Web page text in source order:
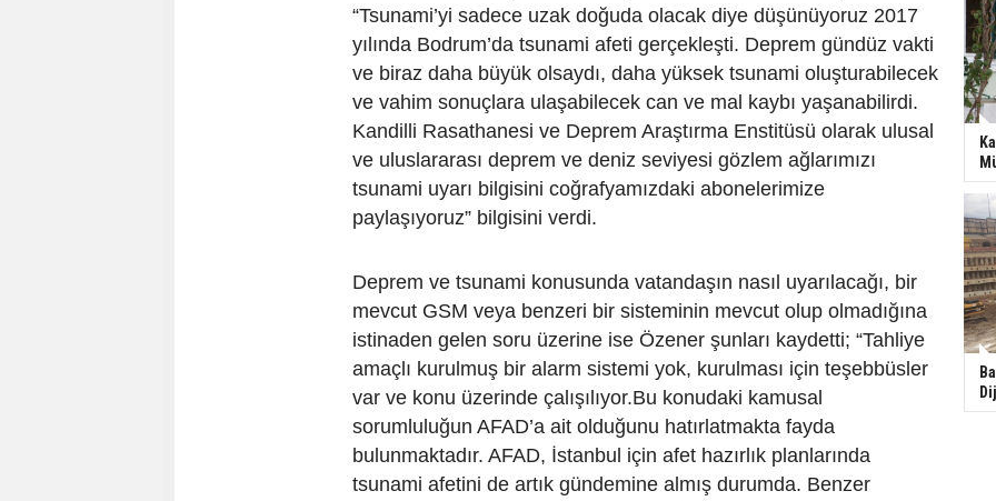
“Tsunami’yi sadece uzak doğuda olacak diye düşünüyoruz 2017
yılında Bodrum’da tsunami afeti gerçekleşti. Deprem gündüz vakti
ve biraz daha büyük olsaydı, daha yüksek tsunami oluşturabilecek
ve vahim sonuçlara ulaşabilecek can ve mal kaybı yaşanabilirdi.
Kandilli Rasathanesi ve Deprem Araştırma Enstitüsü olarak ulusal
ve uluslararası deprem ve deniz seviyesi gözlem ağlarımızı
tsunami uyarı bilgisini coğrafyamızdaki abonelerimize
paylaşıyoruz” bilgisini verdi.
Deprem ve tsunami konusunda vatandaşın nasıl uyarılacağı, bir
mevcut GSM veya benzeri bir sisteminin mevcut olup olmadığına
istinaden gelen soru üzerine ise Özener şunları kaydetti; “Tahliye
amaçlı kurulmuş bir alarm sistemi yok, kurulması için teşebbüsler
var ve konu üzerinde çalışılıyor.Bu konudaki kamusal
sorumluluğun AFAD’a ait olduğunu hatırlatmakta fayda
bulunmaktadır. AFAD, İstanbul için afet hazırlık planlarında
tsunami afetini de artık gündemine almış durumda. Benzer